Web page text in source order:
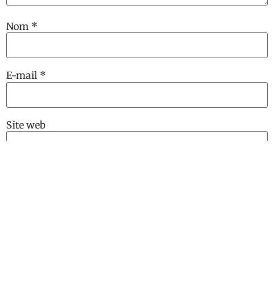
Nom *
E-mail *
Site web